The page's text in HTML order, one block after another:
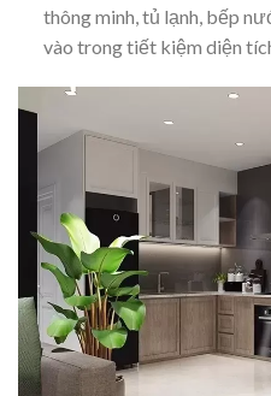
thông minh, tủ lạnh, bếp
vào trong tiết kiệm diện